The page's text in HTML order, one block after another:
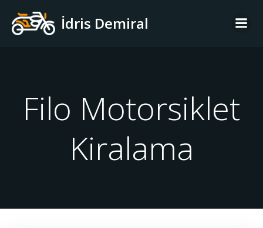
geç
İdris Demiral
Filo Motorsiklet
Kiralama